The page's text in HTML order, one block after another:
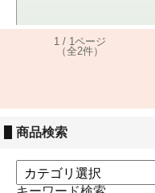
1 / 1ページ
（全2件）
商品検索